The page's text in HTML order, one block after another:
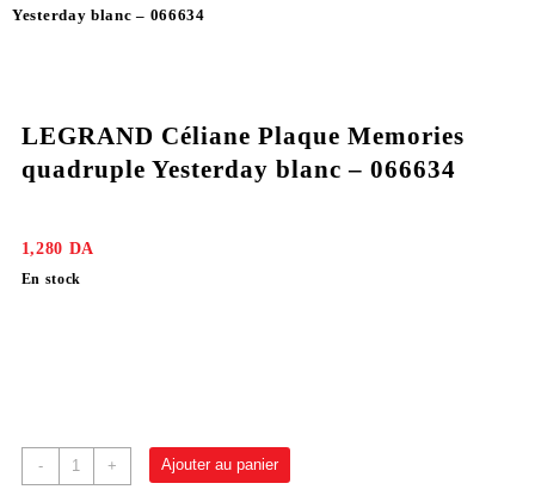
Yesterday blanc – 066634
LEGRAND Céliane Plaque Memories
quadruple Yesterday blanc – 066634
1,280 DA
En stock
- + Ajouter au panier